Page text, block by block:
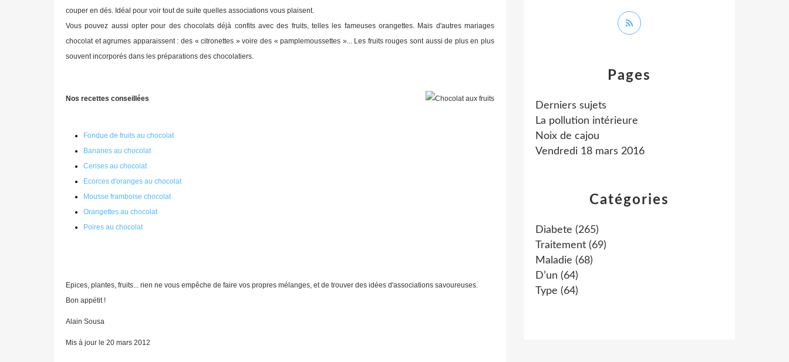
couper en dés. Idéal pour voir tout de suite quelles associations vous plaisent.
Vous pouvez aussi opter pour des chocolats déjà confits avec des fruits, telles les fameuses orangettes. Mais d'autres mariages
chocolat et agrumes apparaissent : des « citronettes » voire des « pamplemoussettes »... Les fruits rouges sont aussi de plus en plus
souvent incorporés dans les préparations des chocolatiers.
Nos recettes conseillées
Fondue de fruits au chocolat
Bananes au chocolat
Cerises au chocolat
Ecorces d'oranges au chocolat
Mousse framboise chocolat
Orangettes au chocolat
Poires au chocolat
Epices, plantes, fruits... rien ne vous empêche de faire vos propres mélanges, et de trouver des idées d'associations savoureuses.
Bon appétit !
Alain Sousa
Mis à jour le 20 mars 2012
Catégories
Diabete (265)
Traitement (69)
Maladie (68)
D’un (64)
Type (64)
Pages
Derniers sujets
La pollution intérieure
Noix de cajou
Vendredi 18 mars 2016